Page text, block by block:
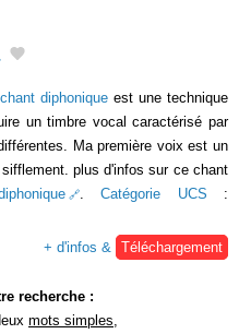
chant diphoniqueest une technique
un timbre vocal caractérisé par
Ma première voix est un
plus d'infos sur ce chant
.Catégorie UCS :
+ d'infos &
Téléchargement
recherche :
mots simples